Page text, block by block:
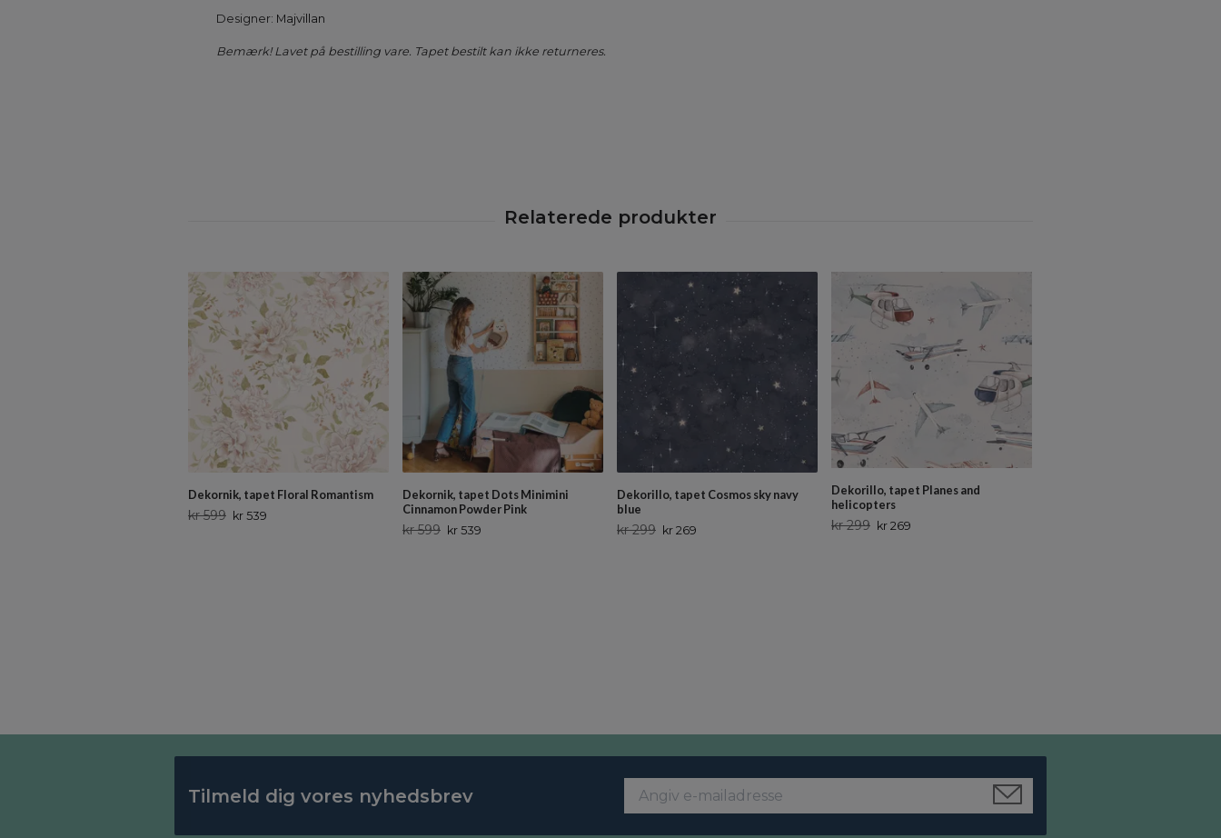
Designer: Majvillan
Bemærk! Lavet på bestilling vare. Tapet bestilt kan ikke returneres.
Dekornik, tapet Floral Romantism
kr 599 kr 539
Dekornik, tapet Dots Minimini
Cinnamon Powder Pink
kr 599 kr 539
Dekorillo, tapet Cosmos sky navy
blue
kr 299 kr 269
Dekorillo, tapet Planes and
helicopters
kr 299 kr 269
Tilmeld dig vores nyhedsbrev